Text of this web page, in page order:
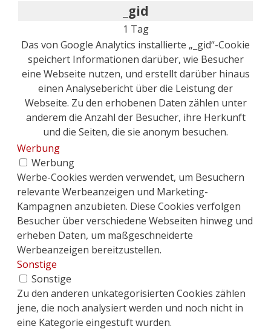
_gid
1 Tag
Das von Google Analytics installierte „_gid“-Cookie
speichert Informationen darüber, wie Besucher
eine Webseite nutzen, und erstellt darüber hinaus
einen Analysebericht über die Leistung der
Webseite. Zu den erhobenen Daten zählen unter
anderem die Anzahl der Besucher, ihre Herkunft
und die Seiten, die sie anonym besuchen.
Werbung
Werbung
Werbe-Cookies werden verwendet, um Besuchern
relevante Werbeanzeigen und Marketing-
Kampagnen anzubieten. Diese Cookies verfolgen
Besucher über verschiedene Webseiten hinweg und
erheben Daten, um maßgeschneiderte
Werbeanzeigen bereitzustellen.
Sonstige
Sonstige
Zu den anderen unkategorisierten Cookies zählen
jene, die noch analysiert werden und noch nicht in
eine Kategorie eingestuft wurden.